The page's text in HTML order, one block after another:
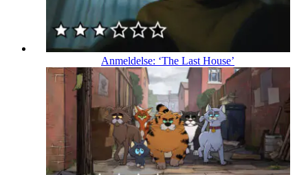
Anmeldelse: ‘The Last House’